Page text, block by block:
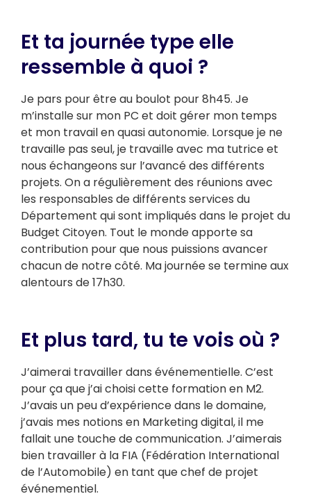
Et ta journée type elle
ressemble à quoi ?
Je pars pour être au boulot pour 8h45. Je
m’installe sur mon PC et doit gérer mon temps
et mon travail en quasi autonomie. Lorsque je ne
travaille pas seul, je travaille avec ma tutrice et
nous échangeons sur l’avancé des différents
projets. On a régulièrement des réunions avec
les responsables de différents services du
Département qui sont impliqués dans le projet du
Budget Citoyen. Tout le monde apporte sa
contribution pour que nous puissions avancer
chacun de notre côté. Ma journée se termine aux
alentours de 17h30.
Et plus tard, tu te vois où ?
J’aimerai travailler dans événementielle. C’est
pour ça que j’ai choisi cette formation en M2.
J’avais un peu d’expérience dans le domaine,
j’avais mes notions en Marketing digital, il me
fallait une touche de communication. J’aimerais
bien travailler à la FIA (Fédération International
de l’Automobile) en tant que chef de projet
événementiel.